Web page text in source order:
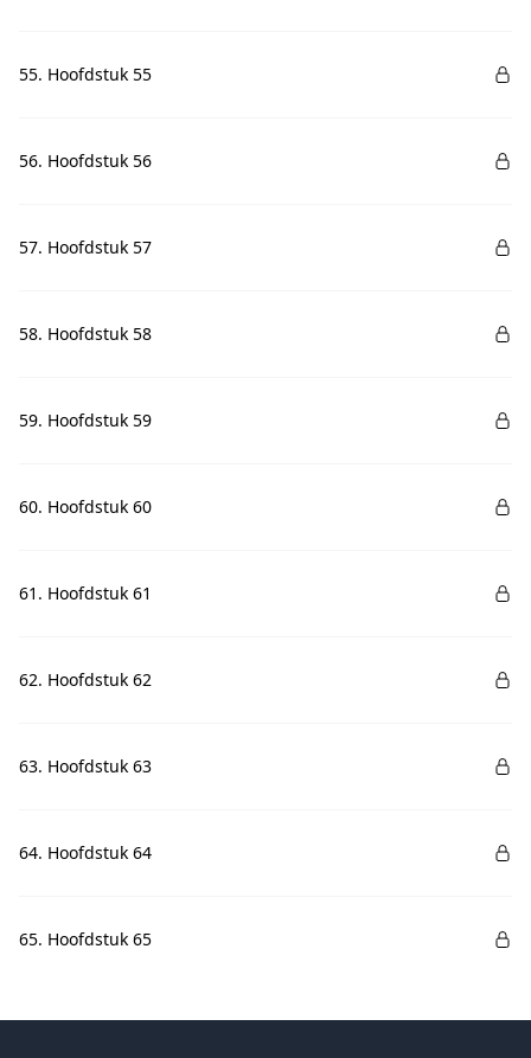
55. Hoofdstuk 55
56. Hoofdstuk 56
57. Hoofdstuk 57
58. Hoofdstuk 58
59. Hoofdstuk 59
60. Hoofdstuk 60
61. Hoofdstuk 61
62. Hoofdstuk 62
63. Hoofdstuk 63
64. Hoofdstuk 64
65. Hoofdstuk 65